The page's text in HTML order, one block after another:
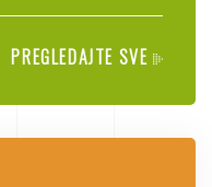
PREGLEDAJTE SVE